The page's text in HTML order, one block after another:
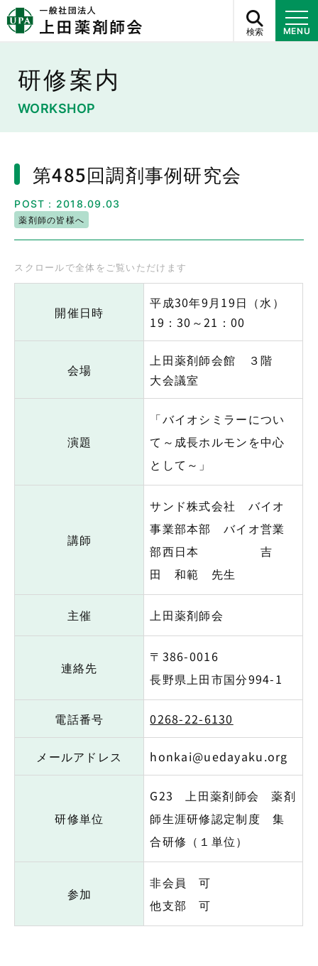
検索 MENU
研修案内
WORKSHOP
第485回調剤事例研究会
POST：2018.09.03
薬剤師の皆様へ
開催日時
平成30年9月19日（水）
19：30～21：00
会場
上田薬剤師会館 ３階
大会議室
演題
「バイオシミラーについ
て～成長ホルモンを中心
として～」
講師
サンド株式会社 バイオ
事業部本部 バイオ営業
部西日本 吉
田 和範 先生
主催 上田薬剤師会
連絡先
〒386-0016
長野県上田市国分994-1
電話番号 0268-22-6130
メールアドレス honkai@uedayaku.org
研修単位
G23 上田薬剤師会 薬剤
師生涯研修認定制度 集
合研修（１単位）
参加
非会員 可
他支部 可